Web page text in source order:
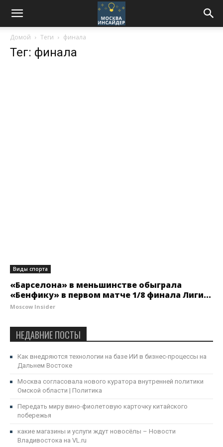
Домой Теги финала
Тег: финала
Виды спорта
«Барселона» в меньшинстве обыграла
«Бенфику» в первом матче 1/8 финала Лиги...
Moscow Insider
НЕДАВНИЕ ПОСТЫ
Как внедряются технологии на базе ИИ в бизнес-процессы на
Дальнем Востоке
Москва согласовала нового куратора внутренней политики
Омской области | Политика
Передать миру вино-фиолетовую карточку китайского
побережья
какие магазины и услуги ждут новосёлы – Новости
Владивостока на VL.ru